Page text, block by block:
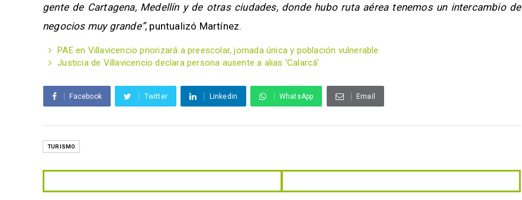
gente de Cartagena, Medellín y de otras ciudades, donde hubo ruta aérea tenemos un intercambio de
negocios muy grande”, puntualizó Martínez.
PAE en Villavicencio priorizará a preescolar, jornada única y población vulnerable
Justicia de Villavicencio declara persona ausente a alias ‘Calarcá’
Facebook Twitter Linkedin WhatsApp Email
TURISMO